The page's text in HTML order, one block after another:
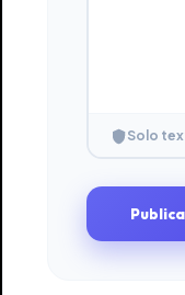
Solo